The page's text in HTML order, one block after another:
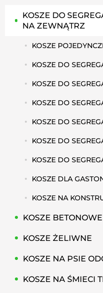
KOSZE DO
NA ZEWNĄTRZ
KOSZE
KOSZE DO
KOSZE DO
KOSZE DO
KOSZE DO
KOSZE DO
KOSZE DO
KOSZE DLA
KOSZE NA
KOSZE BETONOWE
KOSZE ŻELIWNE
KOSZE NA PSIE
KOSZE NA ŚMIECI